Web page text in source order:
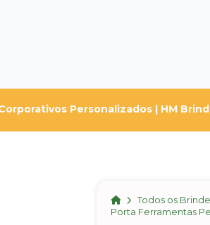
Personalizados | HM
HomeTodos os
Porta Ferramentas